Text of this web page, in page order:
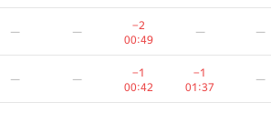
— —
−2
00:49
— —
— —
−1
00:42
−1
01:37
—